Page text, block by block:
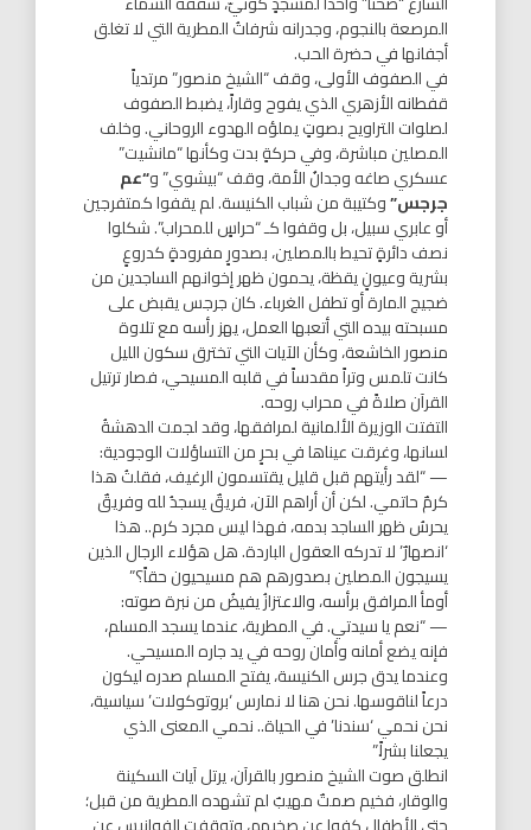
المرصعة بالنجوم، وجدرانه شرفاتُ المطرية التي لا تغلق
أجفانها في حضرة الحب.
في الصفوف الأولى، وقف “الشيخ منصور” مرتدياً
قفطانه الأزهري الذي يفوح وقاراً، يضبط الصفوف
لصلوات التراويح بصوتٍ يملؤه الهدوء الروحاني. وخلف
المصلين مباشرة، وفي حركةٍ بدت وكأنها “مانشيت”
عسكري صاغه وجدانُ الأمة، وقف “بيشوي” و“عم
جرجس”وكتيبة من شباب الكنيسة. لم يقفوا كمتفرجين
أو عابري سبيل، بل وقفوا كـ “حراسٍ للمحراب”. شكلوا
نصف دائرةٍ تحيط بالمصلين، بصدورٍ مفرودةٍ كدروعٍ
بشرية وعيونٍ يقظة، يحمون ظهر إخوانهم الساجدين من
ضجيج المارة أو تطفل الغرباء. كان جرجس يقبض على
مسبحته بيده التي أتعبها العمل، يهز رأسه مع تلاوة
منصور الخاشعة، وكأن الآيات التي تخترق سكون الليل
كانت تلمس وتراً مقدساً في قلبه المسيحي، فصار ترتيل
القرآن صلاةً في محراب روحه.
التفتت الوزيرة الألمانية لمرافقها، وقد لجمت الدهشةُ
لسانها، وغرقت عيناها في بحرٍ من التساؤلات الوجودية:
— “لقد رأيتهم قبل قليل يقتسمون الرغيف، فقلتُ هذا
كرمٌ حاتمي. لكن أن أراهم الآن، فريقٌ يسجدُ لله وفريقٌ
يحرسُ ظهر الساجد بدمه، فهذا ليس مجرد كرم.. هذا
‘انصهارٌ’ لا تدركه العقول الباردة. هل هؤلاء الرجال الذين
يسيجون المصلين بصدورهم هم مسيحيون حقاً؟”
أومأ المرافق برأسه، والاعتزازُ يفيضُ من نبرة صوته:
— “نعم يا سيدتي. في المطرية، عندما يسجد المسلم،
فإنه يضع أمانه وأمان روحه في يد جاره المسيحي.
وعندما يدق جرس الكنيسة، يفتح المسلم صدره ليكون
درعاً لناقوسها. نحن هنا لا نمارس ‘بروتوكولات’ سياسية،
نحن نحمي ‘سندنا’ في الحياة.. نحمي المعنى الذي
يجعلنا بشراً.”
انطلق صوت الشيخ منصور بالقرآن، يرتل آيات السكينة
والوقار، فخيم صمتٌ مهيبٌ لم تشهده المطرية من قبل؛